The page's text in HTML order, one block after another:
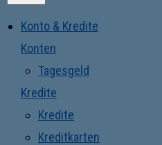
Konto & Kredite
Konten
Tagesgeld
Kredite
Kredite
Kreditkarten